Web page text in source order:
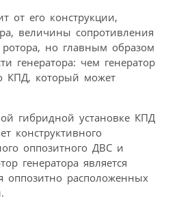
от его конструкции,
величины сопротивления
но главным образом
генератора: чем генератор
КПД, который может
гибридной установке КПД
конструктивного
оппозитного ДВС и
генератора является
оппозитно расположенных